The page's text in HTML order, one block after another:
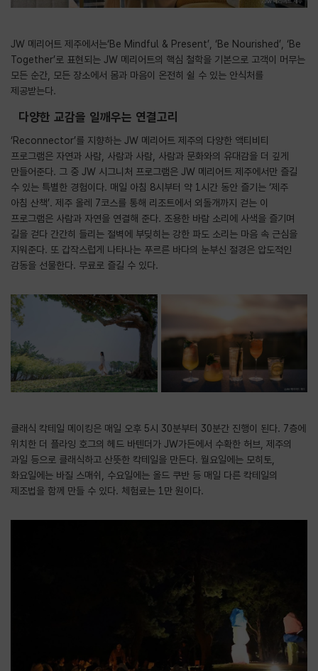
JW 메리어트 제주에서는‘Be Mindful & Present’, ‘Be Nourished’, ‘Be
Together’로 표현되는 JW 메리어트의 핵심 철학을 기본으로 고객이 머무는
모든 순간, 모든 장소에서 몸과 마음이 온전히 쉴 수 있는 안식처를
제공받는다.
다양한 교감을 일깨우는 연결고리
‘Reconnector’를 지향하는 JW 메리어트 제주의 다양한 액티비티
프로그램은 자연과 사람, 사람과 사람, 사람과 문화와의 유대감을 더 깊게
만들어준다. 그 중 JW 시그니처 프로그램은 JW 메리어트 제주에서만 즐길
수 있는 특별한 경험이다. 매일 아침 8시부터 약 1시간 동안 즐기는 ‘제주
아침 산책’. 제주 올레 7코스를 통해 리조트에서 외돌개까지 걷는 이
프로그램은 사람과 자연을 연결해 준다. 조용한 바람 소리에 사색을 즐기며
길을 걷다 간간히 들리는 절벽에 부딪히는 강한 파도 소리는 마음 속 근심을
지워준다. 또 갑작스럽게 나타나는 푸르른 바다의 눈부신 절경은 압도적인
감동을 선물한다. 무료로 즐길 수 있다.
클래식 칵테일 메이킹은 매일 오후 5시 30분부터 30분간 진행이 된다. 7층에
위치한 더 플라잉 호그의 헤드 바텐더가 JW가든에서 수확한 허브, 제주의
과일 등으로 클래식하고 산뜻한 칵테일을 만든다. 월요일에는 모히토,
화요일에는 바질 스매쉬, 수요일에는 올드 쿠반 등 매일 다른 칵테일의
제조법을 함께 만들 수 있다. 체험료는 1만 원이다.